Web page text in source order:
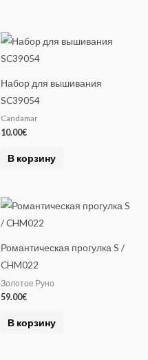
Набор для вышивания
SC39054
Candamar
10.00€
В корзину
Романтическая прогулка S /
CHM022
Золотое Руно
59.00€
В корзину